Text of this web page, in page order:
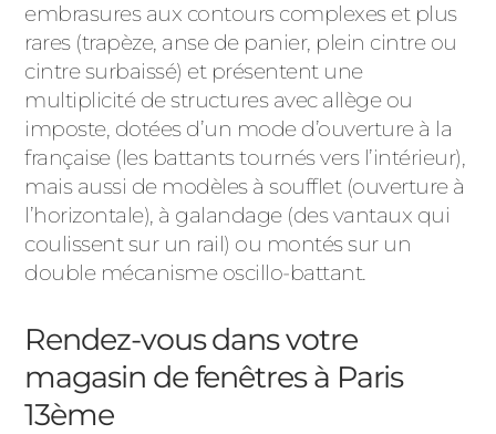
embrasures aux contours complexes et plus
rares (trapèze, anse de panier, plein cintre ou
cintre surbaissé) et présentent une
multiplicité de structures avec allège ou
imposte, dotées d’un mode d’ouverture à la
française (les battants tournés vers l’intérieur),
mais aussi de modèles à soufflet (ouverture à
l’horizontale), à galandage (des vantaux qui
coulissent sur un rail) ou montés sur un
double mécanisme oscillo-battant.
Rendez-vous dans votre
magasin de fenêtres à Paris
13ème